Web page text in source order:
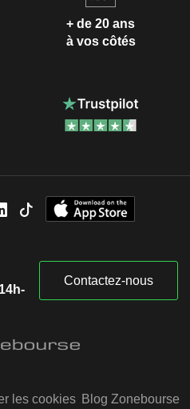
+ de 20 ans
à vos côtés
Contactez-nous
les cookies Blog Zonebourse